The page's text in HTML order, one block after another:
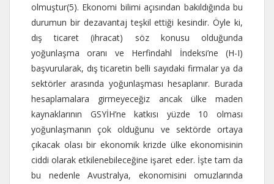
olmuştur(5). Ekonomi bilimi açısından bakıldığında bu
durumun bir dezavantaj teşkil ettiği kesindir. Öyle ki,
dış ticaret (ihracat) söz konusu olduğunda
yoğunlaşma oranı ve Herfindahl İndeksi’ne (H-I)
başvurularak, dış ticaretin belli sayıdaki firmalar ya da
sektörler arasında yoğunlaşması hesaplanır. Burada
hesaplamalara girmeyeceğiz ancak ülke maden
kaynaklarının GSYİH’ne katkısı yüzde 10 olması
yoğunlaşmanın çok olduğunu ve sektörde ortaya
çıkacak olası bir ekonomik krizde ülke ekonomisinin
ciddi olarak etkilenebileceğine işaret eder. İşte tam da
bu nedenle Avustralya, ekonomisini omuzlarında